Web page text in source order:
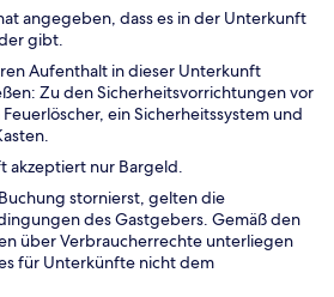
angegeben, dass es in der Unterkunft
gibt.
Aufenthalt in dieser Unterkunft
Zu den Sicherheitsvorrichtungen vor
ein Sicherheitssystem und
akzeptiert nur Bargeld.
stornierst, gelten die
des Gastgebers. Gemäß den
über Verbraucherrechte unterliegen
für Unterkünfte nicht dem